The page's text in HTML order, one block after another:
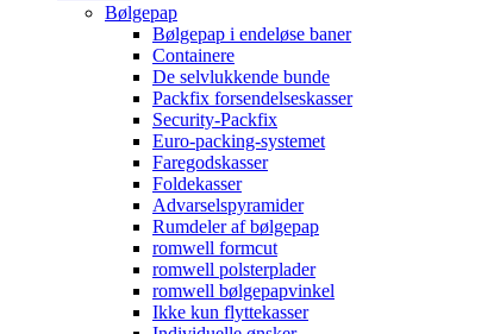
Bølgepap
Bølgepap i endeløse baner
Containere
De selvlukkende bunde
Packfix forsendelseskasser
Security-Packfix
Euro-packing-systemet
Faregodskasser
Foldekasser
Advarselspyramider
Rumdeler af bølgepap
romwell formcut
romwell polsterplader
romwell bølgepapvinkel
Ikke kun flyttekasser